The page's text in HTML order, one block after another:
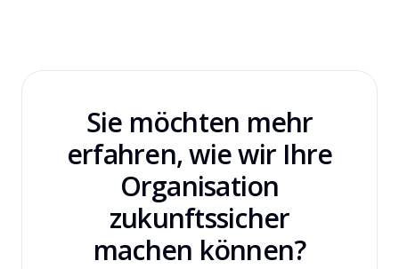
Sie möchten mehr
erfahren, wie wir Ihre
Organisation
zukunftssicher
machen können?